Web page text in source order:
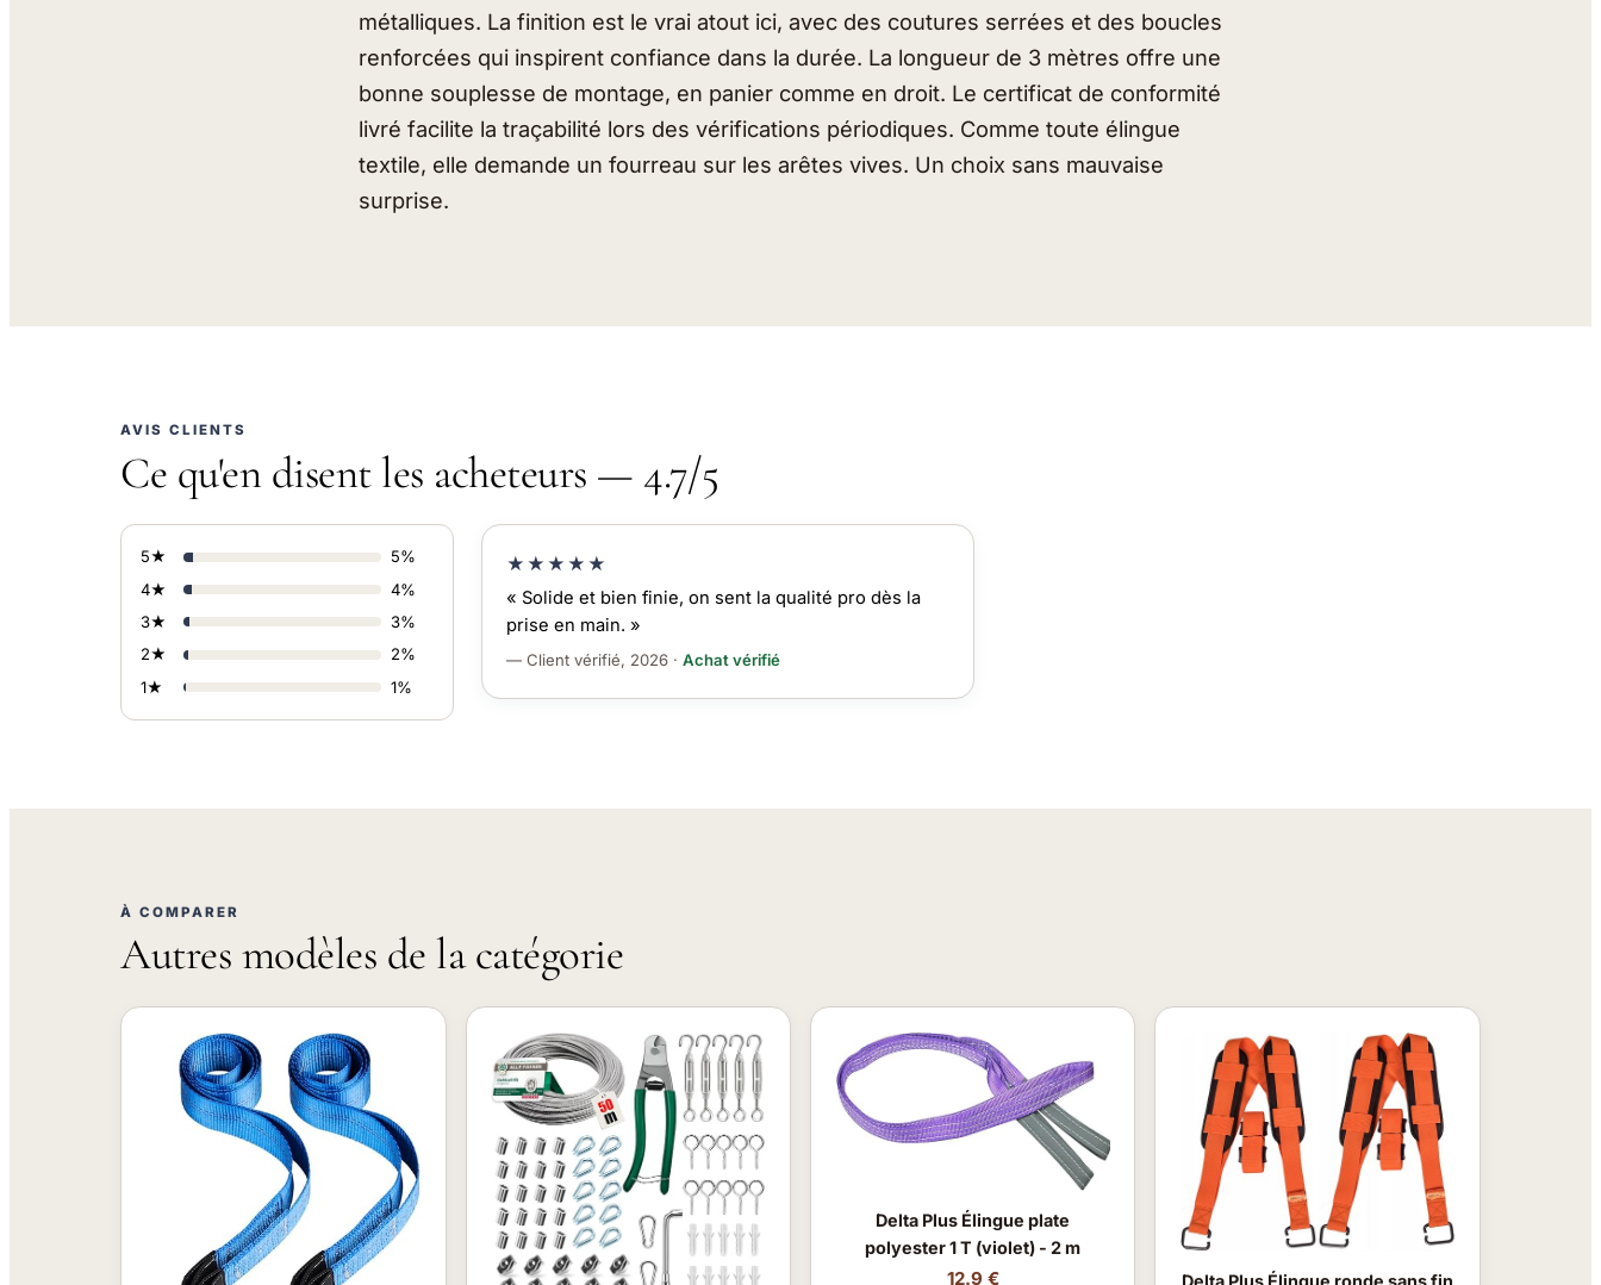
métalliques. La finition est le vrai atout ici, avec des coutures serrées et des boucles
renforcées qui inspirent confiance dans la durée. La longueur de 3 mètres offre une
bonne souplesse de montage, en panier comme en droit. Le certificat de conformité
livré facilite la traçabilité lors des vérifications périodiques. Comme toute élingue
textile, elle demande un fourreau sur les arêtes vives. Un choix sans mauvaise
surprise.
AVIS CLIENTS
Ce qu'en disent les acheteurs — 4.7/5
5★
5%
4★
4%
3★
3%
2★
2%
1★
1%
★★★★★
« Solide et bien finie, on sent la qualité pro dès la
prise en main. »
— Client vérifié, 2026 ·Achat vérifié
À COMPARER
Autres modèles de la catégorie
Delta Plus Élingue plate
polyester 1 T (violet) - 2 m
12.9 €